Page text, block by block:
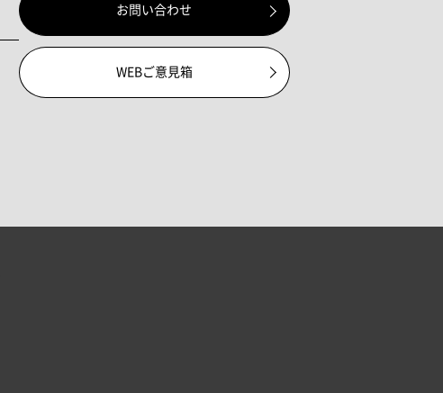
お問い合わせ
WEBご意見箱